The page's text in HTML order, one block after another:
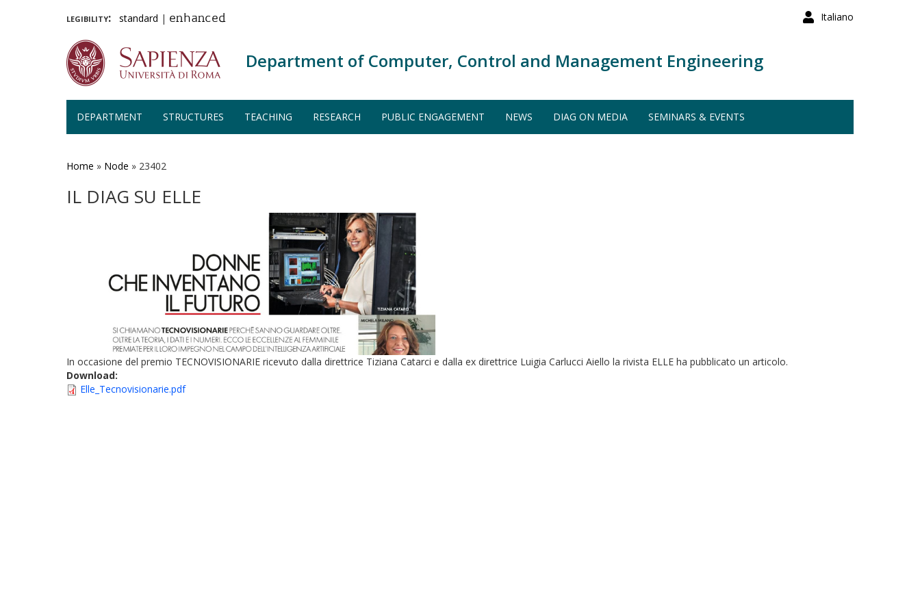
Italiano
legibility: standard | enhanced
Department of Computer, Control and Management Engineering
DEPARTMENT STRUCTURES TEACHING RESEARCH PUBLIC ENGAGEMENT NEWS DIAG ON MEDIA SEMINARS & EVENTS
Home » Node » 23402
IL DIAG SU ELLE
In occasione del premio TECNOVISIONARIE ricevuto dalla direttrice Tiziana Catarci e dalla ex direttrice Luigia Carlucci Aiello la rivista ELLE ha pubblicato un articolo.
Download:
Elle_Tecnovisionarie.pdf